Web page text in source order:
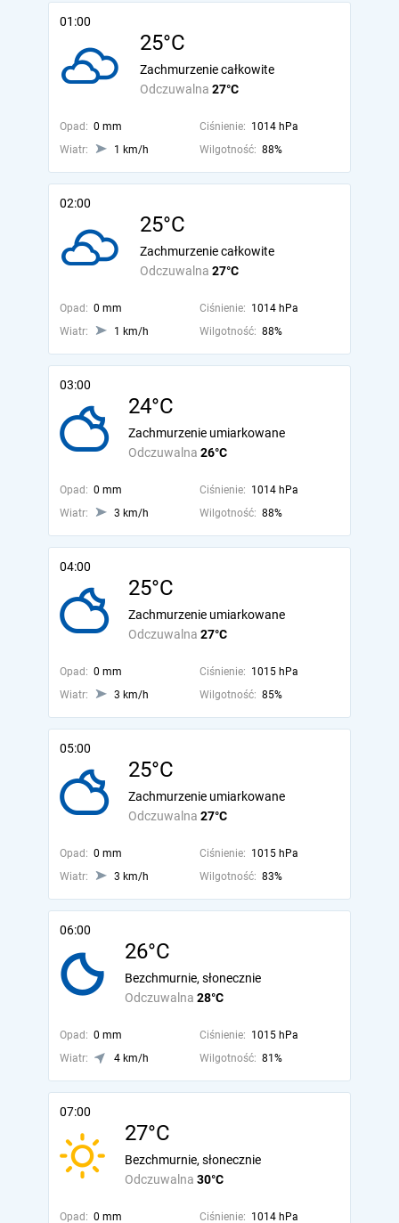
01:00
25°C
Odczuwalna 27°C
Zachmurzenie całkowite
Opad: 0 mm Ciśnienie: 1014 hPa
Wiatr:
1 km/h Wilgotność: 88%
02:00
25°C
Odczuwalna 27°C
Zachmurzenie całkowite
Opad: 0 mm Ciśnienie: 1014 hPa
Wiatr:
1 km/h Wilgotność: 88%
03:00
24°C
Odczuwalna 26°C
Zachmurzenie umiarkowane
Opad: 0 mm Ciśnienie: 1014 hPa
Wiatr:
3 km/h Wilgotność: 88%
04:00
25°C
Odczuwalna 27°C
Zachmurzenie umiarkowane
Opad: 0 mm Ciśnienie: 1015 hPa
Wiatr:
3 km/h Wilgotność: 85%
05:00
25°C
Odczuwalna 27°C
Zachmurzenie umiarkowane
Opad: 0 mm Ciśnienie: 1015 hPa
Wiatr:
3 km/h Wilgotność: 83%
06:00
26°C
Odczuwalna 28°C
Bezchmurnie, słonecznie
Opad: 0 mm Ciśnienie: 1015 hPa
Wiatr:
4 km/h Wilgotność: 81%
07:00
27°C
Odczuwalna 30°C
Bezchmurnie, słonecznie
Opad: 0 mm Ciśnienie: 1014 hPa